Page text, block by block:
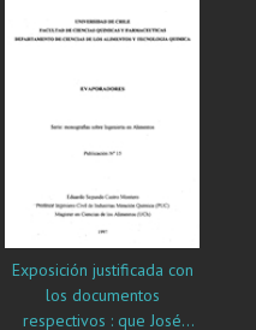
Exposición justificada con
los documentos
respectivos : que José